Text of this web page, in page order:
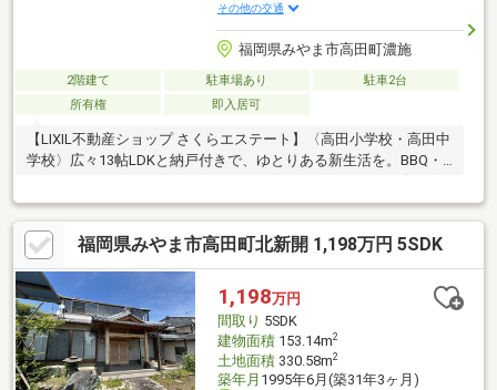
その他の交通
福岡県みやま市高田町濃施
2階建て 駐車場あり
駐車2台
所有権
即入居可
【LIXIL不動産ショップ さくらエステート】〈高田小学校・高田中
学校〉広々13帖LDKと納戸付きで、ゆとりある新生活を。BBQ・
カフェスペース: ウッドデッキとテラスがあることで、リビングの
延長としてアウトドア空間を楽しめます。庭が全面コンクリート
仕上げなので、「草むしり不要」。クロスとフローリングがリフ
ォーム済み。周辺は落ち着いた住宅街のため、静かな住環境を求
めるファミリーやシニア層に最適です。
福岡県みやま市高田町北新開 1,198万円 5SDK
1,198万円
間取り 5SDK
建物面積153.14m2
土地面積330.58m2
築年月 1995年6月(築31年3ヶ月)